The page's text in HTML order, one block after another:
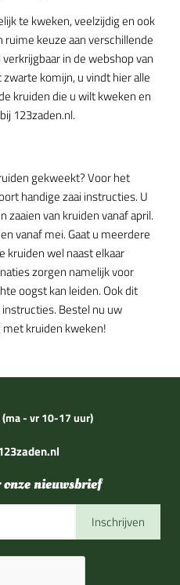
te kweken, veelzijdig en ook
ruime keuze aan verschillende
in de webshop van
komijn, u vindt hier alle
kruiden die u wilt kweken en
123zaden.nl.
gekweekt? Voor het
handige zaai instructies. U
van kruiden vanaf april.
vanaf mei. Gaat u meerdere
kruiden wel naast elkaar
zorgen namelijk voor
oogst kan leiden. Ook dit
Bestel nu uw
met kruiden kweken!
(ma - vr 10-17 uur)
nieuwsbrief
Inschrijven